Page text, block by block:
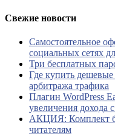
Свежие новости
Самостоятельное
социальных сетях
Три бесплатных
Где купить
арбитража трафика
Плагин WordPress
увеличения дохода
АКЦИЯ: Комплект
читателям